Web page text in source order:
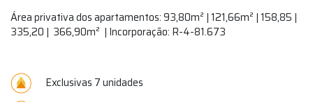
Área privativa dos apartamentos: 93,80m² | 121,66m² | 158,85 |
335,20 | 366,90m² | Incorporação: R-4-81.673
Exclusivas 7 unidades